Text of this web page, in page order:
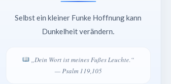
Selbst ein kleiner Funke Hoffnung kann
Dunkelheit verändern.
„Dein Wort ist meines Fußes Leuchte.“
— Psalm 119,105